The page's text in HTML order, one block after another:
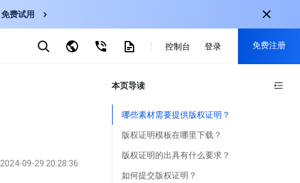
免费试用
CDN
简体中文-ZH
控制台 登录 免费注册
注册获取以下福利：
30+产品免费试用
新用户专享优惠
2024-09-29 20:28:36
本页导读
哪些素材需要提供版权证明？
版权证明模板在哪里下载？
版权证明的出具有什么要求？
如何提交版权证明？